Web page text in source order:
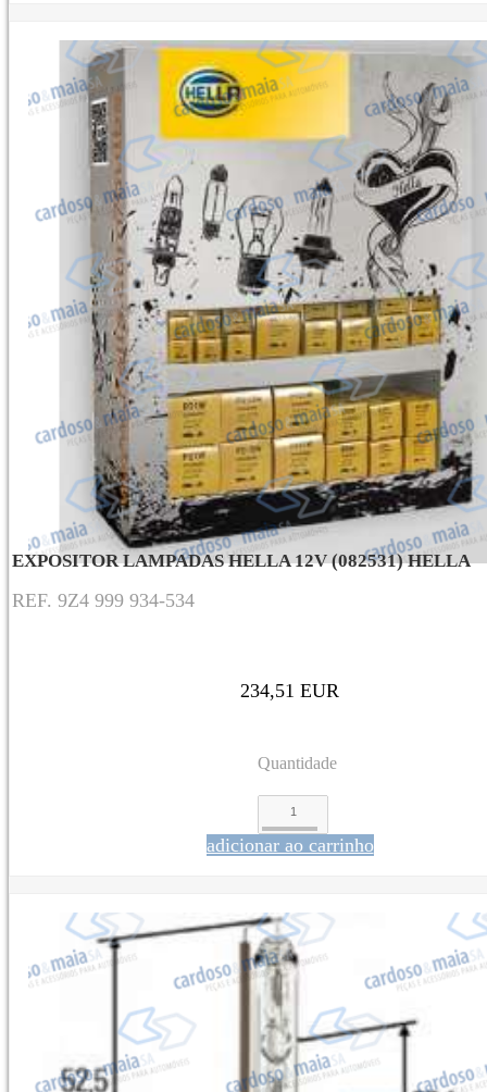
EXPOSITOR LAMPADAS HELLA 12V (082531) HELLA
REF. 9Z4 999 934-534
234,51 EUR
Quantidade
adicionar ao carrinho